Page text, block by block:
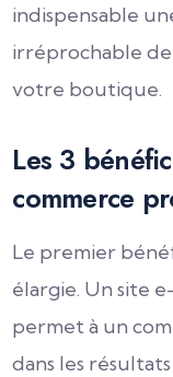
indispensable
irréprochable de
votre boutique.
Les 3
commerce
Le premier
élargie. Un site
permet à un
dans les